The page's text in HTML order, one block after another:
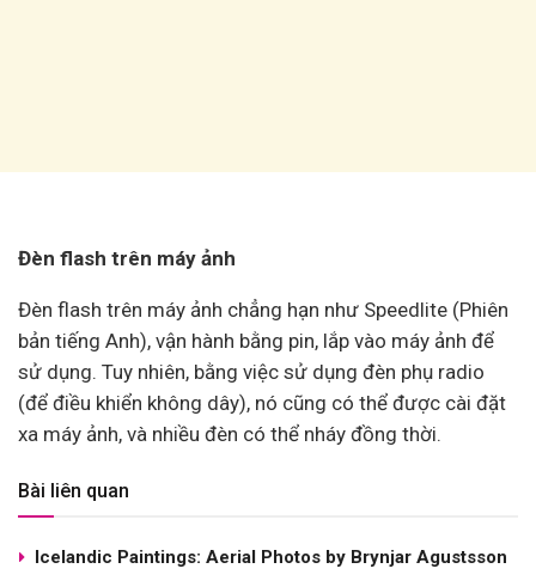
Đèn flash trên máy ảnh
Đèn flash trên máy ảnh chẳng hạn như Speedlite (Phiên
bản tiếng Anh), vận hành bằng pin, lắp vào máy ảnh để
sử dụng. Tuy nhiên, bằng việc sử dụng đèn phụ radio
(để điều khiển không dây), nó cũng có thể được cài đặt
xa máy ảnh, và nhiều đèn có thể nháy đồng thời.
Bài liên quan
Icelandic Paintings: Aerial Photos by Brynjar Agustsson